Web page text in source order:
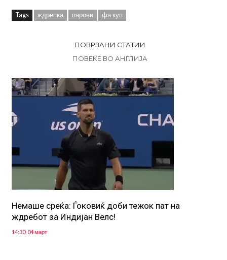
Tags ждрепка парови фа куп
ПОВРЗАНИ СТАТИИ
ПОВЕЌЕ ВО АНГЛИЈА
Немаше среќа: Ѓоковиќ доби тежок пат на
ждребот за Индијан Велс!
14:30, 04 март